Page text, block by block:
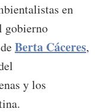
en
gobierno
Berta Cáceres,
y los